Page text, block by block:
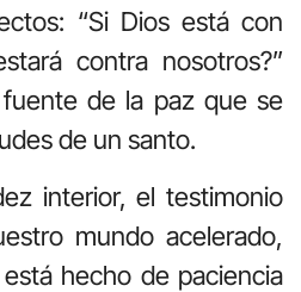
“Si Dios está con
contra nosotros?”
fuente de la paz que se
de un santo.
interior, el testimonio
mundo acelerado,
hecho de paciencia